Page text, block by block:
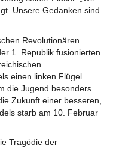
Unsere Gedanken sind
Revolutionären
1. Republik fusionierten
einen linken Flügel
die Jugend besonders
Zukunft einer besseren,
starb am 10. Februar
Tragödie der